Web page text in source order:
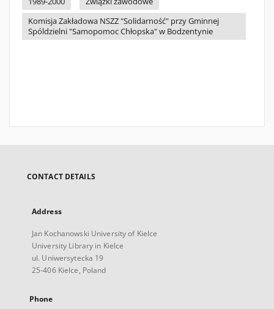
Komisja Zakładowa NSZZ "Solidarność" przy Gminnej
Spóldzielni "Samopomoc Chłopska" w Bodzentynie
CONTACT DETAILS
Address
Jan Kochanowski University of Kielce
University Library in Kielce
ul. Uniwersytecka 19
25-406 Kielce, Poland
Phone